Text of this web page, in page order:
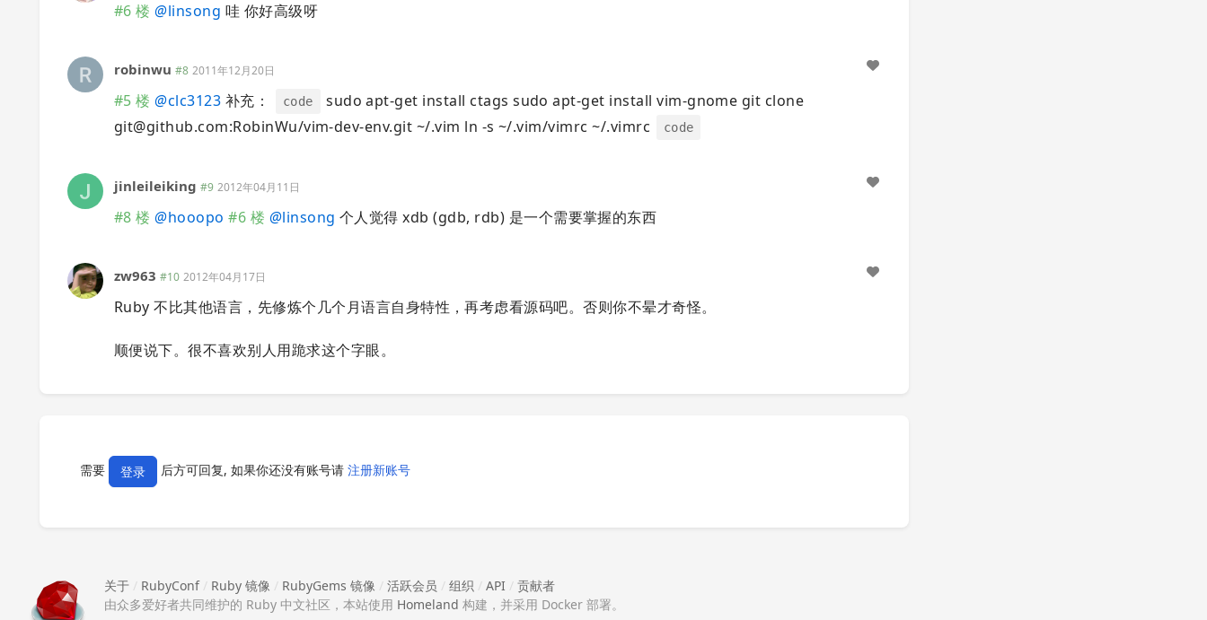
#6 楼 @linsong 哇 你好高级呀
robinwu #8 2011年12月20日
#5 楼 @clc3123 补充： code
sudo apt-get install ctags sudo apt-get install vim-gnome git clone
git@github.com:RobinWu/vim-dev-env.git ~/.vim ln -s ~/.vim/vimrc ~/.vimrc code
jinleileiking #9 2012年04月11日
#8 楼 @hooopo #6 楼 @linsong 个人觉得 xdb (gdb, rdb) 是一个需要掌握的东西
zw963 #10 2012年04月17日
Ruby 不比其他语言，先修炼个几个月语言自身特性，再考虑看源码吧。否则你不晕才奇怪。
顺便说下。很不喜欢别人用跪求这个字眼。
需要 登录 后方可回复, 如果你还没有账号请 注册新账号
关于 / RubyConf/ Ruby 镜像 / RubyGems 镜像 / 活跃会员 / 组织 / API / 贡献者
由众多爱好者共同维护的 Ruby 中文社区，本站使用 Homeland 构建，并采用 Docker 部署。